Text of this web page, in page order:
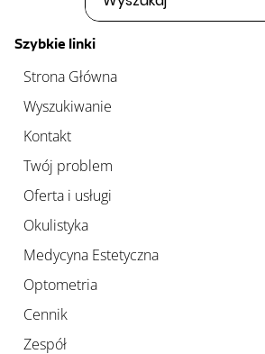
Szybkie linki
Strona Główna
Wyszukiwanie
Kontakt
Twój problem
Oferta i usługi
Okulistyka
Medycyna Estetyczna
Optometria
Cennik
Zespół